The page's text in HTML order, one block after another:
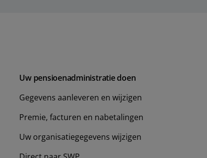
Uw pensioenadministratie doen
Gegevens aanleveren en wijzigen
Premie, facturen en nabetalingen
Uw organisatiegegevens wijzigen